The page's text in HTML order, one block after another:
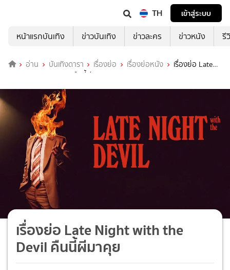
TH
เข้าสู่ระบบ
หน้าแรกบันเทิง
ข่าวบันเทิง ข่าวละคร ข่าวหนัง รี
อ่าน บันเทิงดารา เรื่องย่อ เรื่องย่อหนัง
เรื่องย่อ Late
Night with the Devil คืนนี้ผีมาคุย
เรื่องย่อ Late Night with the
Devil คืนนี้ผีมาคุย